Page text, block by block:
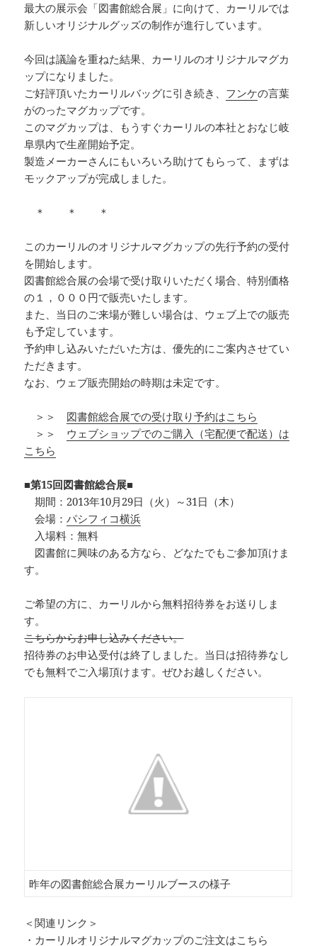
最大の展示会「図書館総合展」に向けて、カーリルでは
新しいオリジナルグッズの制作が進行しています。
今回は議論を重ねた結果、カーリルのオリジナルマグカ
ップになりました。
ご好評頂いたカーリルバッグに引き続き、 フンケの言葉
がのったマグカップです。
このマグカップは、もうすぐカーリルの本社とおなじ岐
阜県内で生産開始予定。
製造メーカーさんにもいろいろ助けてもらって、まずは
モックアップが完成しました。
＊ ＊ ＊
このカーリルのオリジナルマグカップの先行予約の受付
を開始します。
図書館総合展の会場で受け取りいただく場合、特別価格
の１，０００円で販売いたします。
また、当日のご来場が難しい場合は、ウェブ上での販売
も予定しています。
予約申し込みいただいた方は、優先的にご案内させてい
ただきます。
なお、ウェブ販売開始の時期は未定です。
＞＞ 図書館総合展での受け取り予約はこちら
＞＞ ウェブショップでのご購入（宅配便で配送）は
こちら
■第15回図書館総合展■
期間：2013年10月29日（火）～31日（木）
会場：パシフィコ横浜
入場料：無料
図書館に興味のある方なら、どなたでもご参加頂けま
す。
ご希望の方に、カーリルから無料招待券をお送りしま
す。
こちらからお申し込みください。
招待券のお申込受付は終了しました。当日は招待券なし
でも無料でご入場頂けます。ぜひお越しください。
昨年の図書館総合展カーリルブースの様子
＜関連リンク＞
・ カーリルオリジナルマグカップのご注文はこちら